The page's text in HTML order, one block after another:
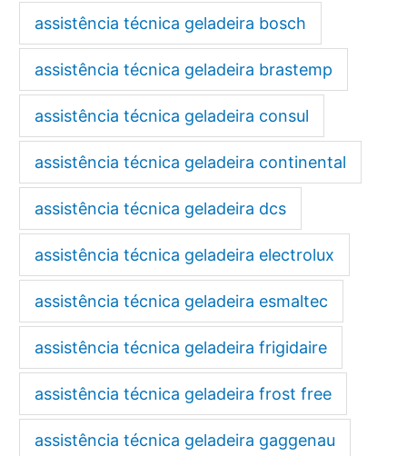
assistência técnica geladeira bosch
assistência técnica geladeira brastemp
assistência técnica geladeira consul
assistência técnica geladeira continental
assistência técnica geladeira dcs
assistência técnica geladeira electrolux
assistência técnica geladeira esmaltec
assistência técnica geladeira frigidaire
assistência técnica geladeira frost free
assistência técnica geladeira gaggenau